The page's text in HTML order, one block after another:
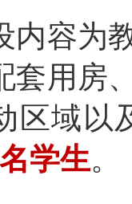
内容为
套用房
区域以
学生。